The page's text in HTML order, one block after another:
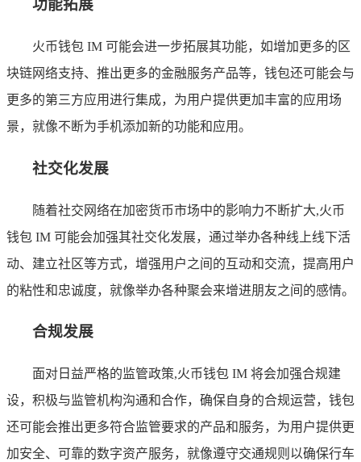
功能拓展
火币钱包 IM 可能会进一步拓展其功能，如增加更多的区
块链网络支持、推出更多的金融服务产品等，钱包还可能会与
更多的第三方应用进行集成，为用户提供更加丰富的应用场
景，就像不断为手机添加新的功能和应用。
社交化发展
随着社交网络在加密货币市场中的影响力不断扩大,火币
钱包 IM 可能会加强其社交化发展，通过举办各种线上线下活
动、建立社区等方式，增强用户之间的互动和交流，提高用户
的粘性和忠诚度，就像举办各种聚会来增进朋友之间的感情。
合规发展
面对日益严格的监管政策,火币钱包 IM 将会加强合规建
设，积极与监管机构沟通和合作，确保自身的合规运营，钱包
还可能会推出更多符合监管要求的产品和服务，为用户提供更
加安全、可靠的数字资产服务，就像遵守交通规则以确保行车